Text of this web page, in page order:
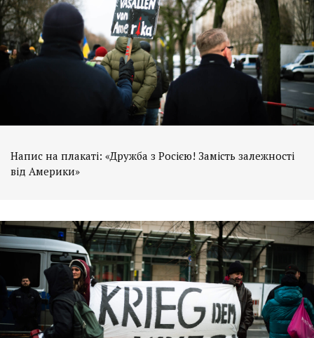
Напис на плакаті: «Дружба з Росією! Замість залежності
від Америки»